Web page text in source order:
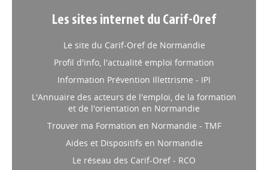
Les sites internet du Carif-Oref
Le site du Carif-Oref de Normandie
Profil d'info, l'actualité emploi formation
Information Prévention Illettrisme - IPI
L'Annuaire des acteurs de l'emploi, de la formation
et de l'orientation en Normandie
Trouver ma Formation en Normandie - TMF
Aides et Dispositifs en Normandie
Le réseau des Carif-Oref - RCO